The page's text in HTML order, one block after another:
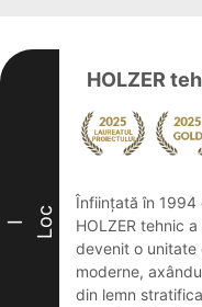
I Loc
HOLZER
Înființată în 1994
HOLZER tehnic
devenit o
moderne,
din lemn